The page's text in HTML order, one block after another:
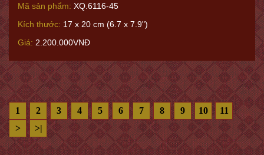
Mã sản phẩm: XQ.6116-45
Kích thước: 17 x 20 cm (6.7 x 7.9")
Giá: 2.200.000VNĐ
1 2 3 4 5 6 7 8 9 10
11
>
>|